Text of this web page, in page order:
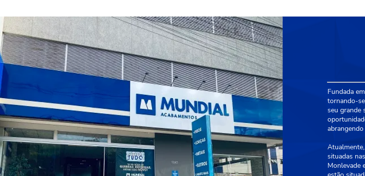
Fundada
tornando-
seu grande
situadas
Monlevade